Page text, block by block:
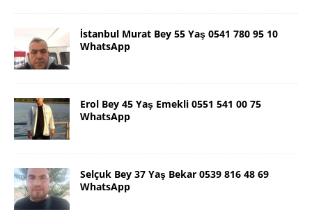
İstanbul Murat Bey 55 Yaş 0541 780 95 10
WhatsApp
Erol Bey 45 Yaş Emekli 0551 541 00 75
WhatsApp
Selçuk Bey 37 Yaş Bekar 0539 816 48 69
WhatsApp